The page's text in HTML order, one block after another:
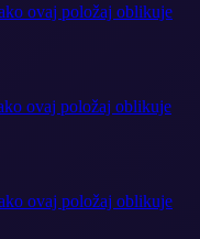
ovaj položaj oblikuje
ovaj položaj oblikuje
ovaj položaj oblikuje